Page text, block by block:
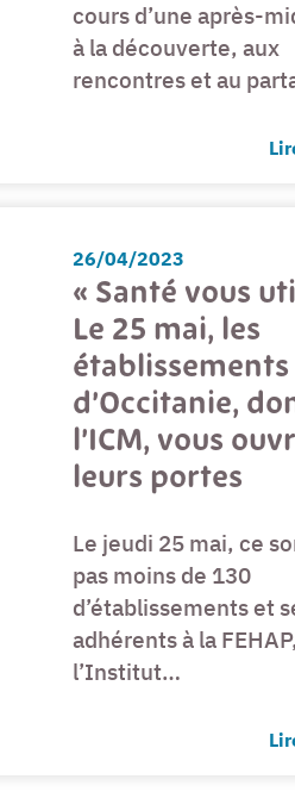
cours d’une après-
à la découverte, aux
rencontres et au
« Santé vous
Le 25 mai, les
établissements
d’Occitanie,
l’ICM, vous
leurs portes
26/04/2023
Le jeudi 25 mai, ce
pas moins de 130
d’établissements et
adhérents à la
l’Institut…
«